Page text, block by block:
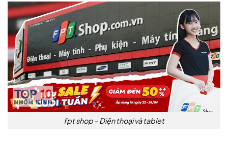
fpt shop – Điện thoại và tablet